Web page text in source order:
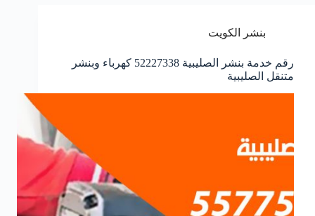
بنشر الكويت
رقم خدمة بنشر الصليبية 52227338 كهرباء وبنشر
متنقل الصليبية